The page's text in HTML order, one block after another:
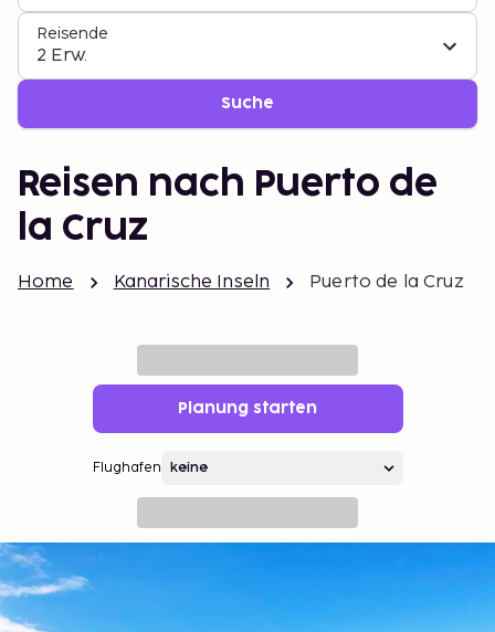
Reisende
2 Erw.
Suche
Reisen nach Puerto de
la Cruz
Home Kanarische Inseln Puerto de la Cruz
Planung starten
Flughafen